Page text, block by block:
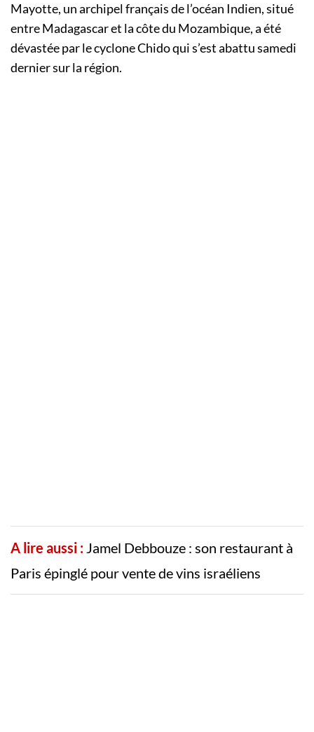
Mayotte, un archipel français de l’océan Indien, situé
entre Madagascar et la côte du Mozambique, a été
dévastée par le cyclone Chido qui s’est abattu samedi
dernier sur la région.
A lire aussi : Jamel Debbouze : son restaurant à
Paris épinglé pour vente de vins israéliens